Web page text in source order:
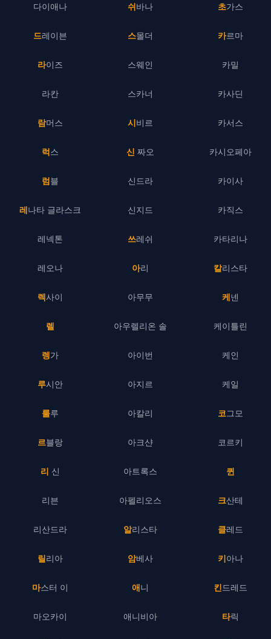
다이애나
드레이븐
라이즈
라칸
람머스
럭스
럼블
레나타 글라스크
레넥톤
레오나
렉사이
렐
렝가
루시안
룰루
르블랑
리 신
리븐
리산드라
릴리아
마스터 이
마오카이
쉬바나
스몰더
스웨인
스카너
시비르
신 짜오
신드라
신지드
쓰레쉬
아리
아무무
아우렐리온 솔
아이번
아지르
아칼리
아크샨
아트록스
아펠리오스
알리스타
암베사
애니
애니비아
초가스
카르마
카밀
카사딘
카서스
카시오페아
카이사
카직스
카타리나
칼리스타
케넨
케이틀린
케인
케일
코그모
코르키
퀸
크산테
클레드
키아나
킨드레드
타릭